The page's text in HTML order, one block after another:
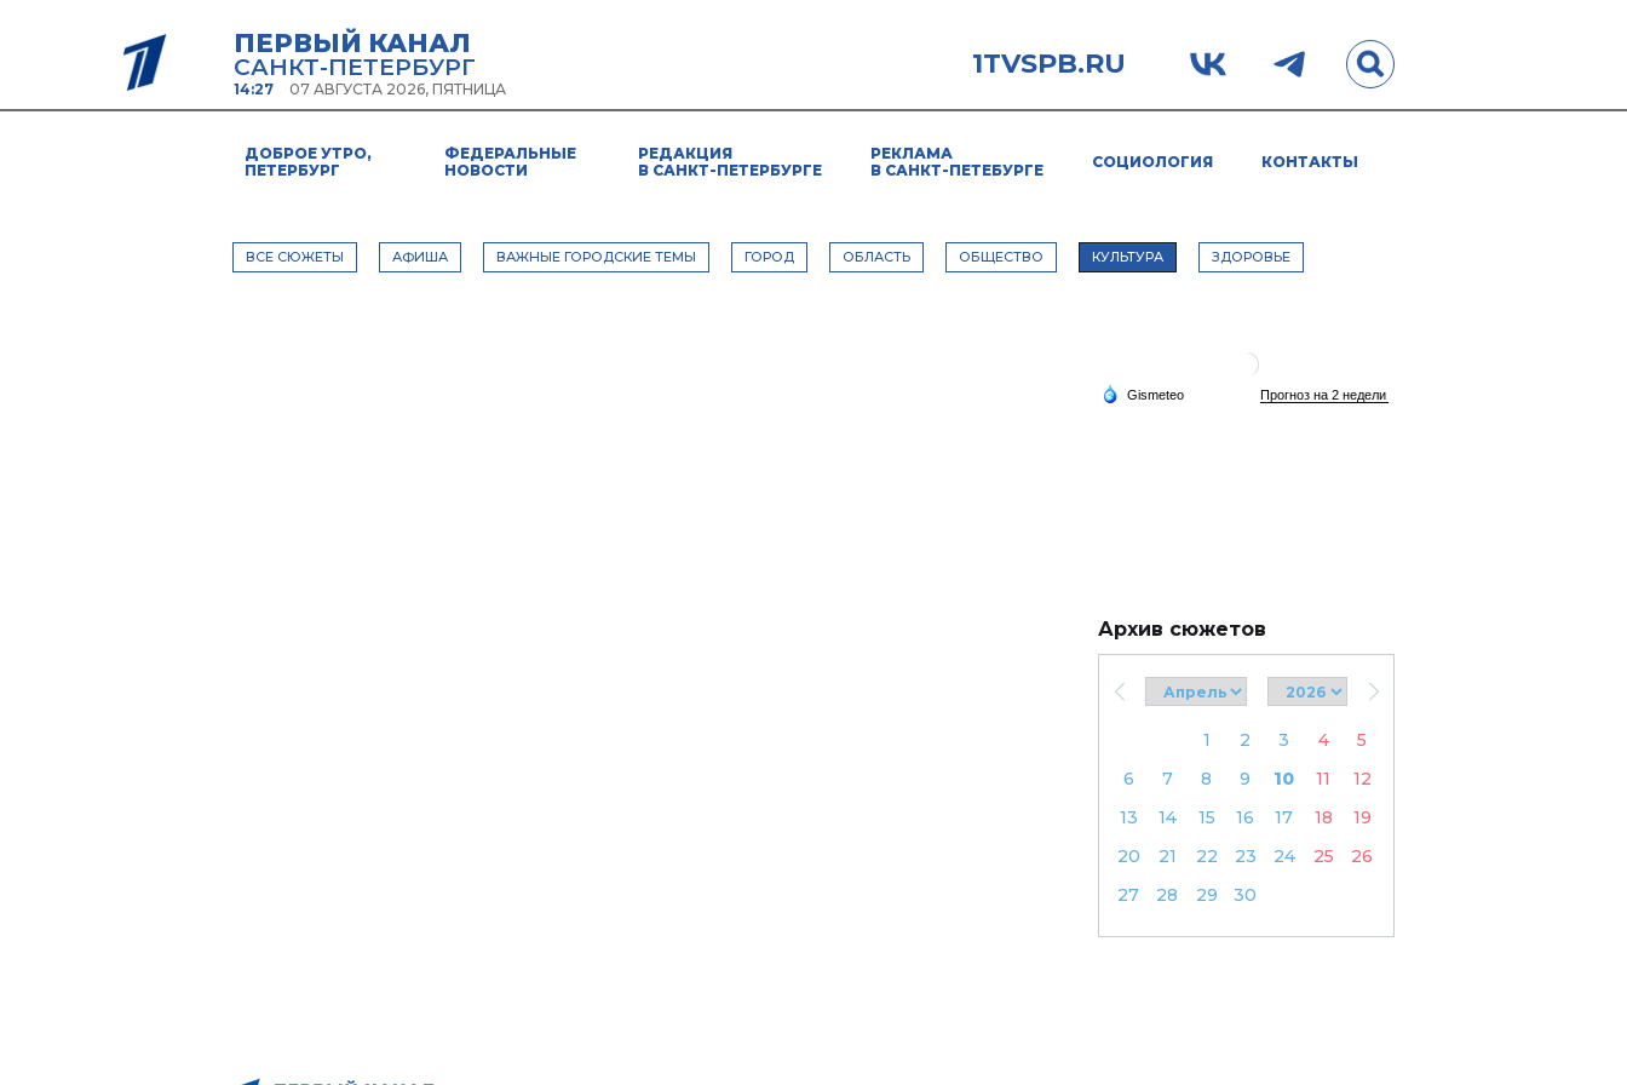
ПЕРВЫЙ КАНАЛ
САНКТ-ПЕТЕРБУРГ
14:27 07 АВГУСТА 2026, ПЯТНИЦА
1TVSPB.RU
ДОБРОЕ УТРО,
ПЕТЕРБУРГ
ФЕДЕРАЛЬНЫЕ
НОВОСТИ
РЕДАКЦИЯ
В САНКТ-ПЕТЕРБУРГЕ
РЕКЛАМА
В САНКТ-ПЕТЕБУРГЕ
СОЦИОЛОГИЯ КОНТАКТЫ
ВСЕ СЮЖЕТЫ АФИША ВАЖНЫЕ ГОРОДСКИЕ ТЕМЫ ГОРОД ОБЛАСТЬ ОБЩЕСТВО КУЛЬТУРА ЗДОРОВЬЕ
Архив сюжетов
1 2 3 4
5
6
7 8 9 10 11
12
13
14 15 16 17 18
19
20
21 22 23 24 25
26
27
28 29 30